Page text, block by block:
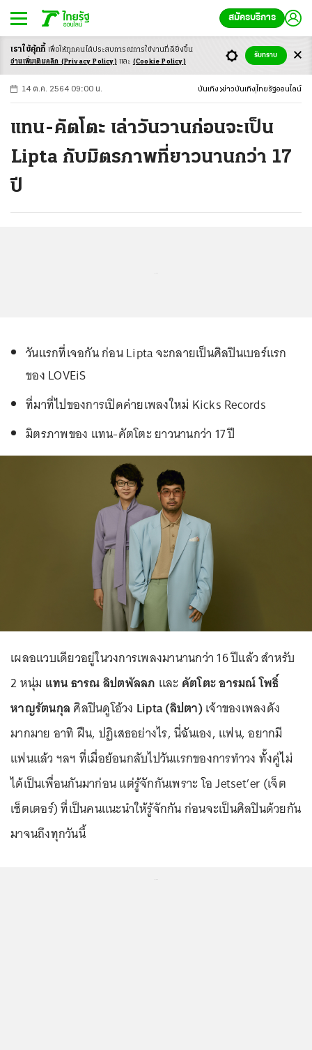
สมัครบริการ
-ก ก ก+
14 ต.ค. 2564 09:00 น. บันเทิง ข่าวบันเทิง ไทยรัฐออนไลน์
แทน-คัตโตะ เล่าวันวานก่อนจะเป็น
Lipta กับมิตรภาพที่ยาวนานกว่า 17
ปี
วันแรกที่เจอกัน ก่อน Lipta จะกลายเป็นศิลปินเบอร์แรก
ของ LOVEiS
ที่มาที่ไปของการเปิดค่ายเพลงใหม่ Kicks Records
มิตรภาพของ แทน-คัตโตะ ยาวนานกว่า 17 ปี
เผลอแวบเดียวอยู่ในวงการเพลงมานานกว่า 16 ปีแล้ว สำหรับ
2 หนุ่ม แทน ธารณ ลิปตพัลลภ และ คัตโตะ อารมณ์ โพธิ์
หาญรัตนกุล ศิลปินดูโอ้วง Lipta (ลิปตา)เจ้าของเพลงดัง
มากมาย อาทิ ฝืน, ปฏิเสธอย่างไร, นี่ฉันเอง, แฟน, อยากมี
แฟนแล้ว ฯลฯ ที่เมื่อย้อนกลับไปวันแรกของการทำวง ทั้งคู่ไม่
ได้เป็นเพื่อนกันมาก่อน แต่รู้จักกันเพราะ โอ Jetset’er (เจ็ต
เซ็ตเตอร์) ที่เป็นคนแนะนำให้รู้จักกัน ก่อนจะเป็นศิลปินด้วยกัน
มาจนถึงทุกวันนี้
เราใช้คุ้กกี้ เพื่อให้ทุกคนได้ประสบการณ์การใช้งานที่ดียิ่งขึ้น
อ่านเพิ่มเติมคลิก (Privacy Policy) และ (Cookie Policy)
รับทราบ